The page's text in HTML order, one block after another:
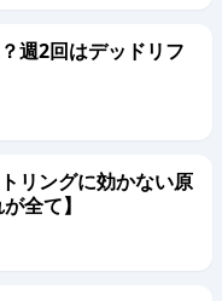
週2回はデッドリフ
リングに効かない原
全て】